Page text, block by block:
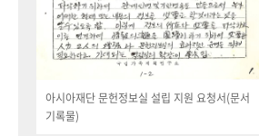
아시아재단 문헌정보실 설립 지원 요청서(문서
기록물)